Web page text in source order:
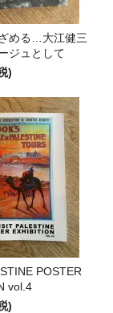
める…大江健三
ジュとして
)
POSTER
vol.4
)